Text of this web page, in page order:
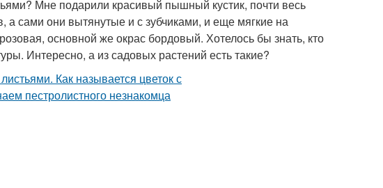
Мне подарили красивый пышный кустик, почти весь
а сами они вытянутые и с зубчиками, и еще мягкие на
основной же окрас бордовый. Хотелось бы знать, кто
Интересно, а из садовых растений есть такие?